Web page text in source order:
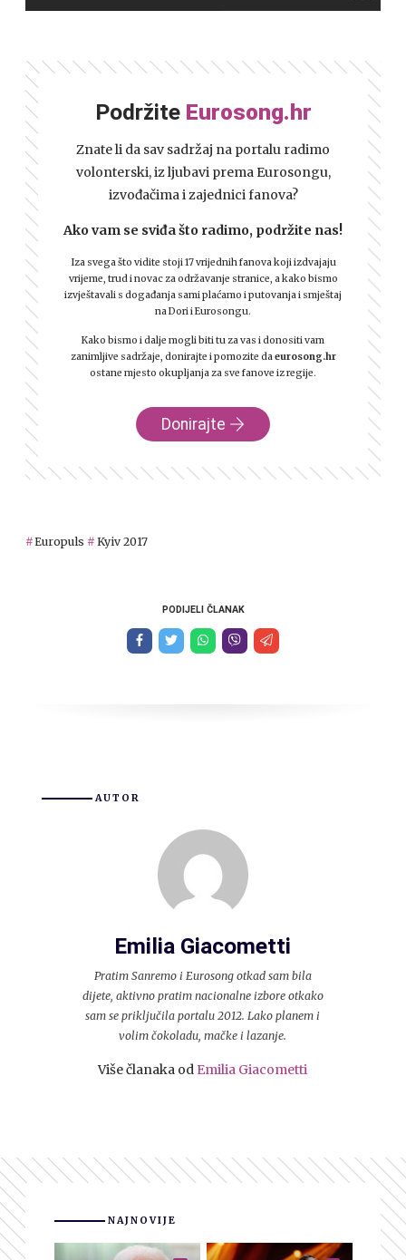
Podržite Eurosong.hr
Znate li da sav sadržaj na portalu radimo
volonterski, iz ljubavi prema Eurosongu,
izvođačima i zajednici fanova?
Ako vam se sviđa što radimo, podržite nas!
Iza svega što vidite stoji 17 vrijednih fanova koji izdvajaju
vrijeme, trud i novac za održavanje stranice, a kako bismo
izvještavali s događanja sami plaćamo i putovanja i smještaj
na Dori i Eurosongu.
Kako bismo i dalje mogli biti tu za vas i donositi vam
zanimljive sadržaje, donirajte i pomozite daeurosong.hr
ostane mjesto okupljanja za sve fanove iz regije.
Donirajte
Europuls Kyiv 2017
PODIJELI ČLANAK
AUTOR
Emilia Giacometti
Pratim Sanremo i Eurosong otkad sam bila
dijete, aktivno pratim nacionalne izbore otkako
sam se priključila portalu 2012. Lako planem i
volim čokoladu, mačke i lazanje.
Više članaka od Emilia Giacometti
NAJNOVIJE